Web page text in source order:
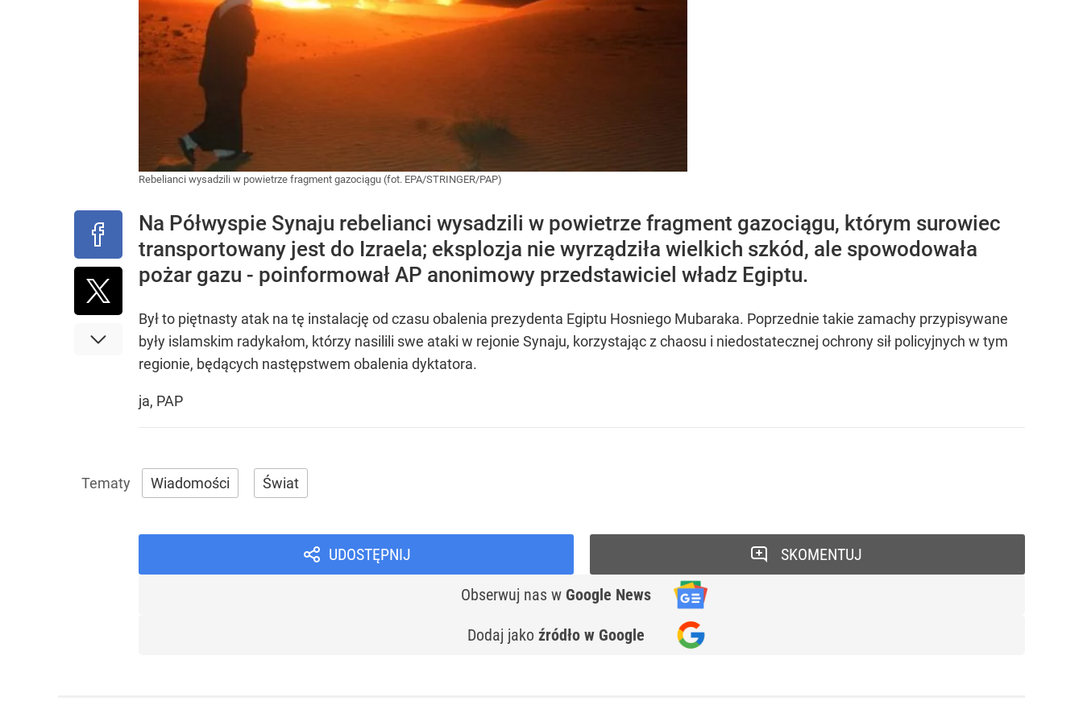
Rebelianci wysadzili w powietrze fragment gazociągu (fot. EPA/STRINGER/PAP)
Na Półwyspie Synaju rebelianci wysadzili w powietrze fragment gazociągu, którym surowiec
transportowany jest do Izraela; eksplozja nie wyrządziła wielkich szkód, ale spowodowała
pożar gazu - poinformował AP anonimowy przedstawiciel władz Egiptu.
Był to piętnasty atak na tę instalację od czasu obalenia prezydenta Egiptu Hosniego Mubaraka. Poprzednie takie zamachy przypisywane
były islamskim radykałom, którzy nasilili swe ataki w rejonie Synaju, korzystając z chaosu i niedostatecznej ochrony sił policyjnych w tym
regionie, będących następstwem obalenia dyktatora.
ja, PAP
Wiadomości Świat
UDOSTĘPNIJ
Obserwuj nas w Google News
Dodaj jako źródło w Google
SKOMENTUJ